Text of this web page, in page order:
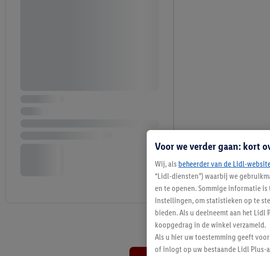
Voor we verder gaan: kort
Wij, als beheerder van de Lidl-
“Lidl-diensten”) waarbij we
en te openen. Sommige informatie
instellingen, om statistieken op te
bieden. Als u deelneemt aan het Lidl
koopgedrag in de winkel verzameld.
Als u hier uw toestemming geeft
of inlogt op uw bestaande Lidl Plus-